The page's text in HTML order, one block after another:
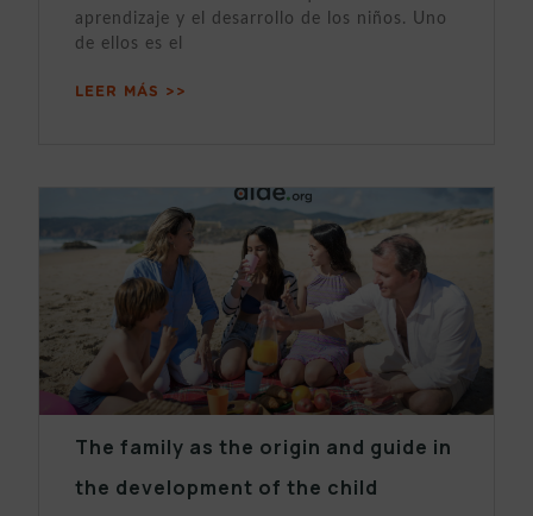
aprendizaje y el desarrollo de los niños. Uno
de ellos es el
LEER MÁS >>
The family as the origin and guide in
the development of the child